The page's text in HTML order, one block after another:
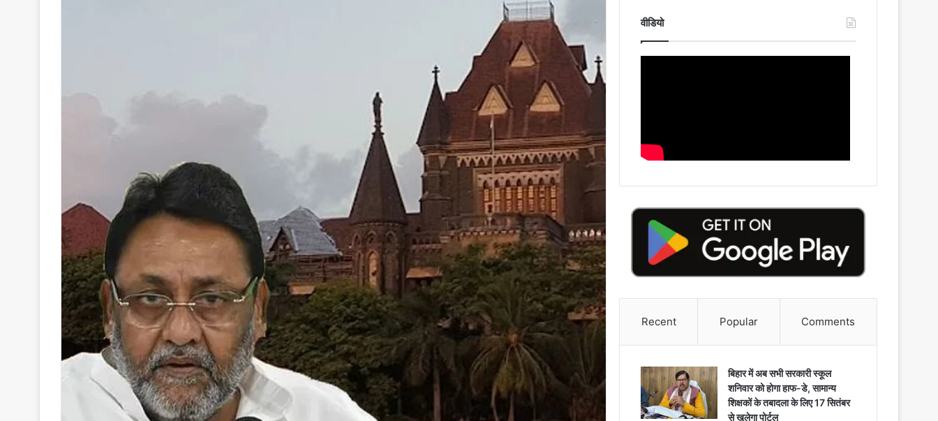
वीडियो
Recent Popular Comments
बिहार में अब सभी सरकारी स्कूल
शनिवार को होगा हाफ-डे, सामान्य
शिक्षकों के तबादला के लिए 17 सितंबर
से खुलेगा पोर्टल